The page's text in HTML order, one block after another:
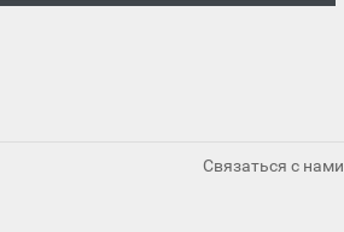
Связаться с нами